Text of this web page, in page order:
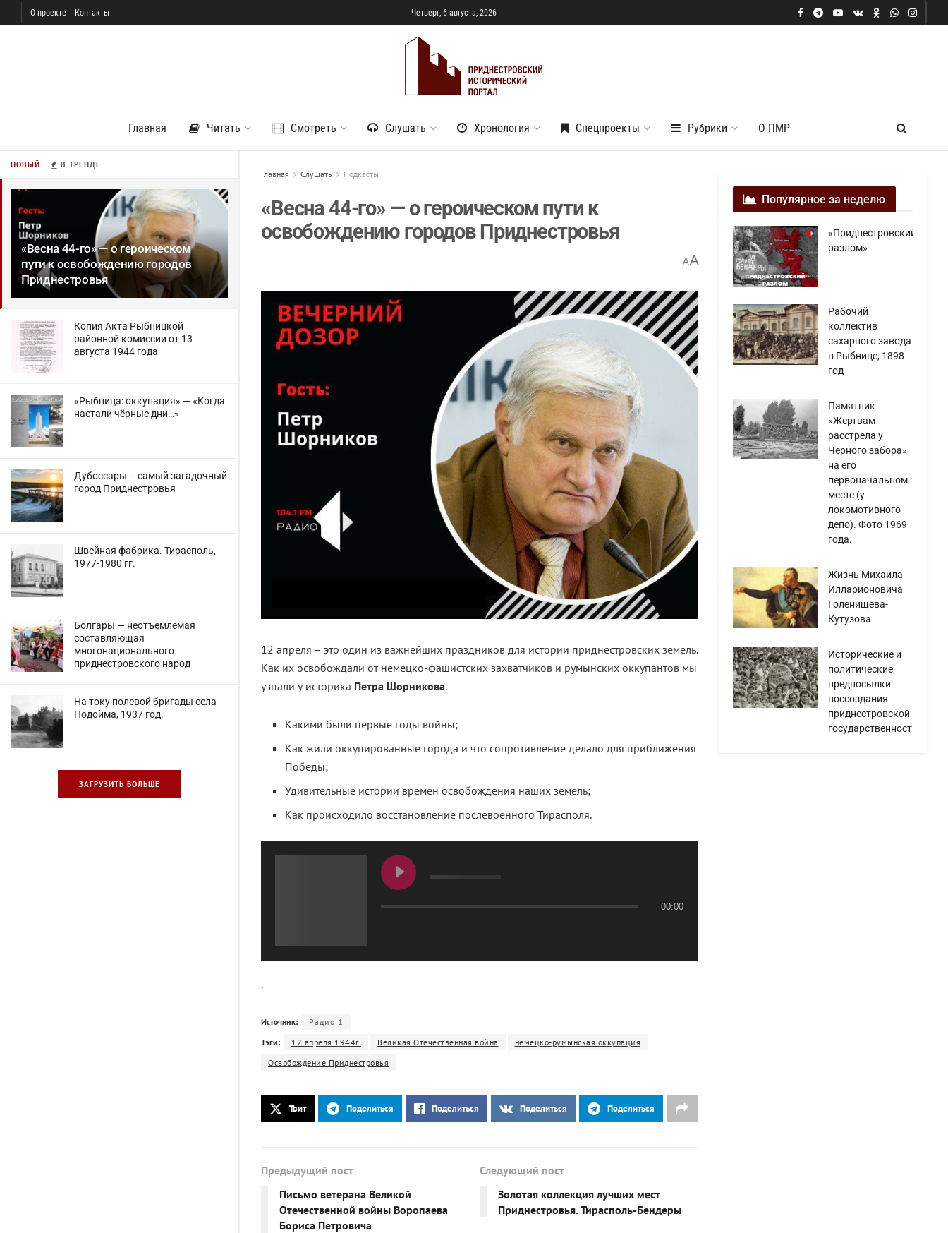
НОВЫЙ В ТРЕНДЕ
«Весна 44-го» — о героическом
пути к освобождению городов
Приднестровья
Копия Акта Рыбницкой
районной комиссии от 13
августа 1944 года
«Рыбница: оккупация» — «Когда
настали чёрные дни…»
Дубоссары – самый загадочный
город Приднестровья
Швейная фабрика. Тирасполь,
1977-1980 гг.
Болгары — неотъемлемая
составляющая
многонационального
приднестровского народ
На току полевой бригады села
Подойма, 1937 год.
ЗАГРУЗИТЬ БОЛЬШЕ
О проекте Контакты Четверг, 6 августа, 2026
Главная Читать Смотреть Слушать Хронология Спецпроекты Рубрики О ПМР
Главная Слушать Подкасты
«Весна 44-го» — о героическом пути к
освобождению городов Приднестровья
AA
12 апреля – это один из важнейших праздников для истории приднестровских земель.
Как их освобождали от немецко-фашистских захватчиков и румынских оккупантов мы
узнали у историка Петра Шорникова.
Какими были первые годы войны;
Как жили оккупированные города и что сопротивление делало для приближения
Победы;
Удивительные истории времен освобождения наших земель;
Как происходило восстановление послевоенного Тирасполя.
00:00
.
Источник:
Радио 1
Тэги:
12 апреля 1944г. Великая Отечественная война
немецко-румынская оккупация
Освобождение Приднестровья
Твит Поделиться Поделиться Поделиться Поделиться
Предыдущий пост
Письмо ветерана Великой
Отечественной войны Воропаева
Бориса Петровича
Следующий пост
Золотая коллекция лучших мест
Приднестровья. Тирасполь-Бендеры
Популярное за неделю
«Приднестровский
разлом»
Рабочий
коллектив
сахарного завода
в Рыбнице, 1898
год
Памятник
«Жертвам
расстрела у
Черного забора»
на его
первоначальном
месте (у
локомотивного
депо). Фото 1969
года.
Жизнь Михаила
Илларионовича
Голенищева-
Кутузова
Исторические и
политические
предпосылки
воссоздания
приднестровской
государственности